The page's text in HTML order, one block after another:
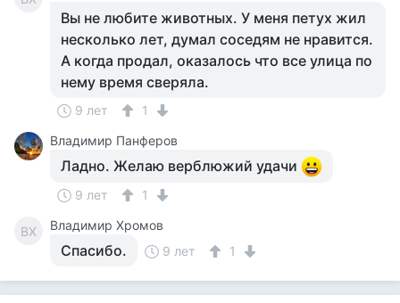
Вы не любите животных. У меня петух жил
несколько лет, думал соседям не нравится.
А когда продал, оказалось что все улица по
нему время сверяла.
9 лет
1
Владимир Панферов
Ладно. Желаю верблюжий удачи
9 лет 1
ВХ Владимир Хромов
Спасибо. 9 лет 1